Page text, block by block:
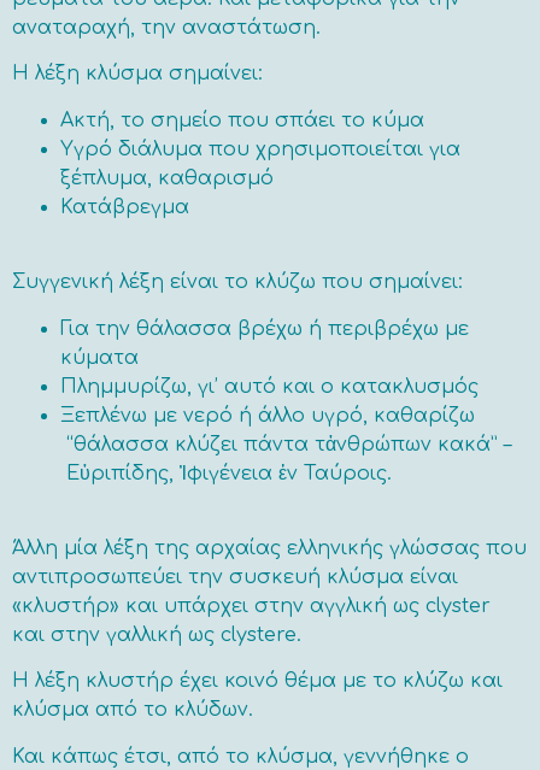
αναταραχή, την αναστάτωση.
Η λέξη κλύσμα σημαίνει:
Ακτή, το σημείο που σπάει το κύμα
Υγρό διάλυμα που χρησιμοποιείται για
ξέπλυμα, καθαρισμό
Κατάβρεγμα
Συγγενική λέξη είναι το κλύζω που σημαίνει:
Για την θάλασσα βρέχω ή περιβρέχω με
κύματα
Πλημμυρίζω, γι’ αυτό και ο κατακλυσμός
Ξεπλένω με νερό ή άλλο υγρό, καθαρίζω
“θάλασσα κλύζει πάντα τἀνθρώπων κακά” –
Εὐριπίδης, Ἰφιγένεια ἐν Ταύροις.
Άλλη μία λέξη της αρχαίας ελληνικής γλώσσας που
αντιπροσωπεύει την συσκευή κλύσμα είναι
«κλυστήρ» και υπάρχει στην αγγλική ως clyster
και στην γαλλική ως clystere.
Η λέξη κλυστήρ έχει κοινό θέμα με το κλύζω και
κλύσμα από το κλύδων.
Και κάπως έτσι, από το κλύσμα, γεννήθηκε ο